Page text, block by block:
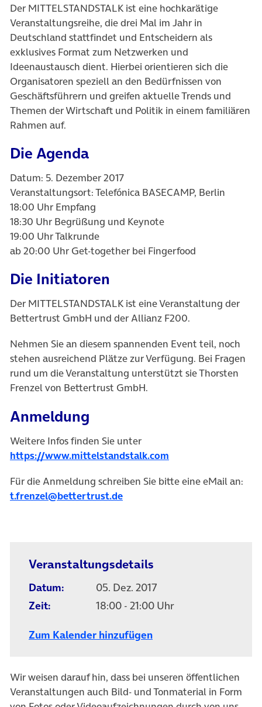
Der MITTELSTANDSTALK ist eine hochkarätige
Veranstaltungsreihe, die drei Mal im Jahr in
Deutschland stattfindet und Entscheidern als
exklusives Format zum Netzwerken und
Ideenaustausch dient. Hierbei orientieren sich die
Organisatoren speziell an den Bedürfnissen von
Geschäftsführern und greifen aktuelle Trends und
Themen der Wirtschaft und Politik in einem familiären
Rahmen auf.
Die Agenda
Datum: 5. Dezember 2017
Veranstaltungsort: Telefónica BASECAMP, Berlin
18:00 Uhr Empfang
18:30 Uhr Begrüßung und Keynote
19:00 Uhr Talkrunde
ab 20:00 Uhr Get-together bei Fingerfood
Die Initiatoren
Der MITTELSTANDSTALK ist eine Veranstaltung der
Bettertrust GmbH und der Allianz F200.
Nehmen Sie an diesem spannenden Event teil, noch
stehen ausreichend Plätze zur Verfügung. Bei Fragen
rund um die Veranstaltung unterstützt sie Thorsten
Frenzel von Bettertrust GmbH.
Anmeldung
Weitere Infos finden Sie unter
https://www.mittelstandstalk.com
Für die Anmeldung schreiben Sie bitte eine eMail an:
t.frenzel@bettertrust.de
Veranstaltungsdetails
Datum:
05. Dez. 2017
Zeit:
18:00 - 21:00 Uhr
Zum Kalender hinzufügen
Wir weisen darauf hin, dass bei unseren öffentlichen
Veranstaltungen auch Bild- und Tonmaterial in Form